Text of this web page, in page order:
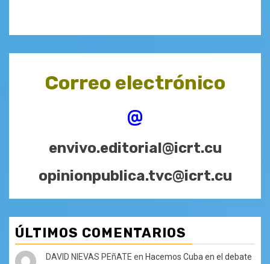
Correo electrónico
@
envivo.editorial@icrt.cu
opinionpublica.tvc@icrt.cu
ÚLTIMOS COMENTARIOS
DAVID NIEVAS PEñATE en Hacemos Cuba en el debate